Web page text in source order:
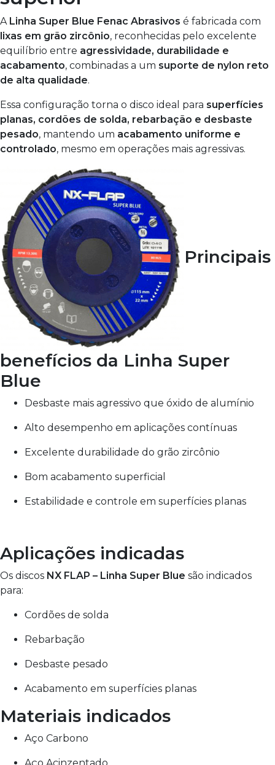
A Linha Super Blue Fenac Abrasivos é fabricada com
lixas em grão zircônio, reconhecidas pelo excelente
equilíbrio entre agressividade, durabilidade e
acabamento, combinadas a um suporte de nylon reto
de alta qualidade.
Essa configuração torna o disco ideal para superfícies
planas, cordões de solda, rebarbação e desbaste
pesado, mantendo um acabamento uniforme e
controlado, mesmo em operações mais agressivas.
Principais
benefícios da Linha Super
Blue
Desbaste mais agressivo que óxido de alumínio
Alto desempenho em aplicações contínuas
Excelente durabilidade do grão zircônio
Bom acabamento superficial
Estabilidade e controle em superfícies planas
Aplicações indicadas
Os discos NX FLAP – Linha Super Blue são indicados
para:
Cordões de solda
Rebarbação
Desbaste pesado
Acabamento em superfícies planas
Materiais indicados
Aço Carbono